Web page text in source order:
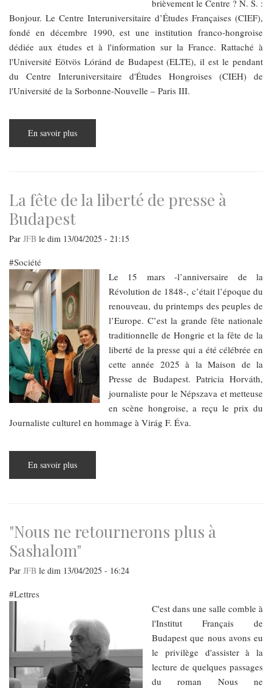
brièvement le Centre ? N. S. :
Bonjour. Le Centre Interuniversitaire d’Études Françaises (CIEF),
fondé en décembre 1990, est une institution franco-hongroise
dédiée aux études et à l'information sur la France. Rattaché à
l'Université Eötvös Lóránd de Budapest (ELTE), il est le pendant
du Centre Interuniversitaire d'Études Hongroises (CIEH) de
l'Université de la Sorbonne-Nouvelle – Paris III.
En savoir plus
à
de
mars
riche
au
CIEF
ELTE
La fête de la liberté de presse à
Budapest
Par JFB le dim 13/04/2025 - 21:15
Société
Le 15 mars -l’anniversaire de la
Révolution de 1848-, c’était l’époque du
renouveau, du printemps des peuples de
l’Europe. C’est la grande fête nationale
traditionnelle de Hongrie et la fête de la
liberté de la presse qui a été célébrée en
cette année 2025 à la Maison de la
Presse de Budapest. Patricia Horváth,
journaliste pour le Népszava et metteuse
en scène hongroise, a reçu le prix du
Journaliste culturel en hommage à Virág F. Éva.
En savoir plus
fête
presse
à
Budapest
"Nous ne retournerons plus à
Sashalom"
Par JFB le dim 13/04/2025 - 16:24
Lettres
C'est dans une salle comble à
l'Institut Français de
Budapest que nous avons eu
le privilège d'assister à la
lecture de quelques passages
du roman Nous ne